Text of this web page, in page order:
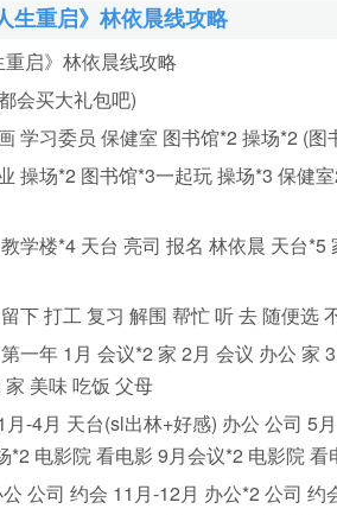
生重启》林依晨线攻略
启》林依晨线攻略
买大礼包吧)
习委员 保健室 图书馆*2 操场*2 (图
场*2 图书馆*3一起玩 操场*3 保健室
楼*4 天台 亮司 报名 林依晨 天台*5
打工 复习 解围 帮忙 听 去 随便选
年 1月 会议*2 家 2月 会议 办公 家
美味 吃饭 父母
4月 天台(sl出林+好感) 办公 公司 5
*2 电影院 看电影 9月会议*2 电影院 看
公司 约会 11月-12月 办公*2 公司 约